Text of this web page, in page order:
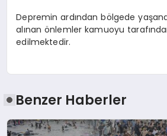
Depremin ardından bölgede
alınan önlemler kamuoyu
edilmektedir.
Benzer Haberler